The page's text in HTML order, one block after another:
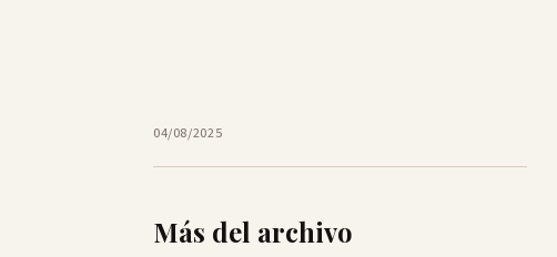
04/08/2025
Más del archivo